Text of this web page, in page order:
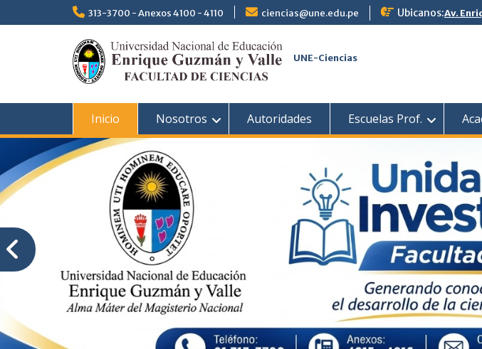
313-3700 - Anexos 4100 - 4110 ciencias@une.edu.pe Ubicanos:Av.
UNE-Ciencias
Inicio Nosotros Autoridades Escuelas Prof.